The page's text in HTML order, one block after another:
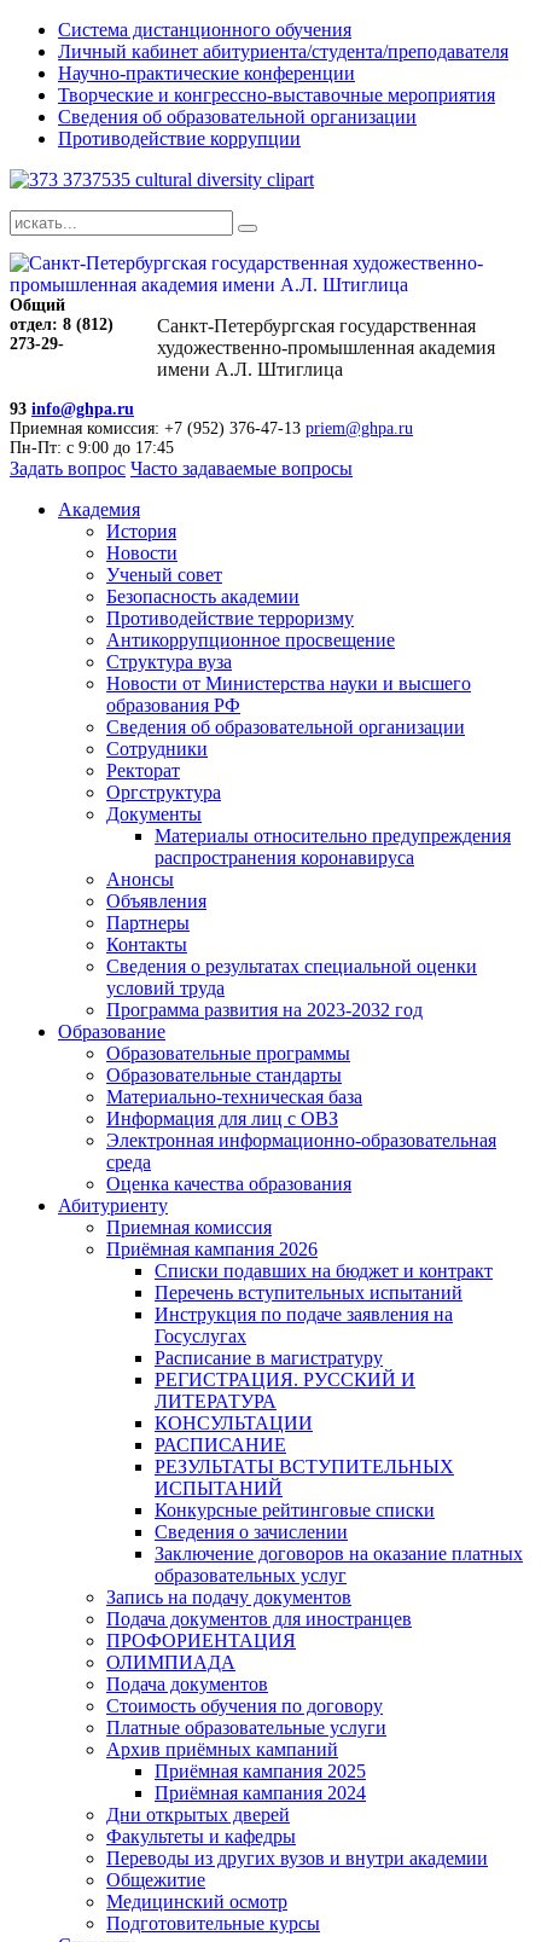
Система дистанционного обучения
Личный кабинет абитуриента/студента/преподавателя
Научно-практические конференции
Творческие и конгрессно-выставочные мероприятия
Сведения об образовательной организации
Противодействие коррупции
Санкт-Петербургская государственная
художественно-промышленная академия
имени А.Л. Штиглица
Общий
отдел: 8 (812)
273-29-
93 info@ghpa.ru
Приемная комиссия: +7 (952) 376-47-13 priem@ghpa.ru
Пн-Пт: с 9:00 до 17:45
Задать вопрос Часто задаваемые вопросы
Академия
История
Новости
Ученый совет
Безопасность академии
Противодействие терроризму
Антикоррупционное просвещение
Структура вуза
Новости от Министерства науки и высшего
образования РФ
Сведения об образовательной организации
Сотрудники
Ректорат
Оргструктура
Документы
Материалы относительно предупреждения
распространения коронавируса
Анонсы
Объявления
Партнеры
Контакты
Сведения о результатах специальной оценки
условий труда
Программа развития на 2023-2032 год
Образование
Образовательные программы
Образовательные стандарты
Материально-техническая база
Информация для лиц с ОВЗ
Электронная информационно-образовательная
среда
Оценка качества образования
Абитуриенту
Приемная комиссия
Приёмная кампания 2026
Списки подавших на бюджет и контракт
Перечень вступительных испытаний
Инструкция по подаче заявления на
Госуслугах
Расписание в магистратуру
РЕГИСТРАЦИЯ. РУССКИЙ И
ЛИТЕРАТУРА
КОНСУЛЬТАЦИИ
РАСПИСАНИЕ
РЕЗУЛЬТАТЫ ВСТУПИТЕЛЬНЫХ
ИСПЫТАНИЙ
Конкурсные рейтинговые списки
Сведения о зачислении
Заключение договоров на оказание платных
образовательных услуг
Запись на подачу документов
Подача документов для иностранцев
ПРОФОРИЕНТАЦИЯ
ОЛИМПИАДА
Подача документов
Стоимость обучения по договору
Платные образовательные услуги
Архив приёмных кампаний
Приёмная кампания 2025
Приёмная кампания 2024
Дни открытых дверей
Факультеты и кафедры
Переводы из других вузов и внутри академии
Общежитие
Медицинский осмотр
Подготовительные курсы